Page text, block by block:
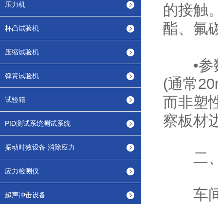
压力机
杯凸试验机
压缩试验机
弹簧试验机
试验箱
PID测试系统测试系统
振动时效设备 消除应力
应力检测仪
超声冲击设备
的接触
酯、氟
•参数
(通常
而非塑
察板材
二、
车间